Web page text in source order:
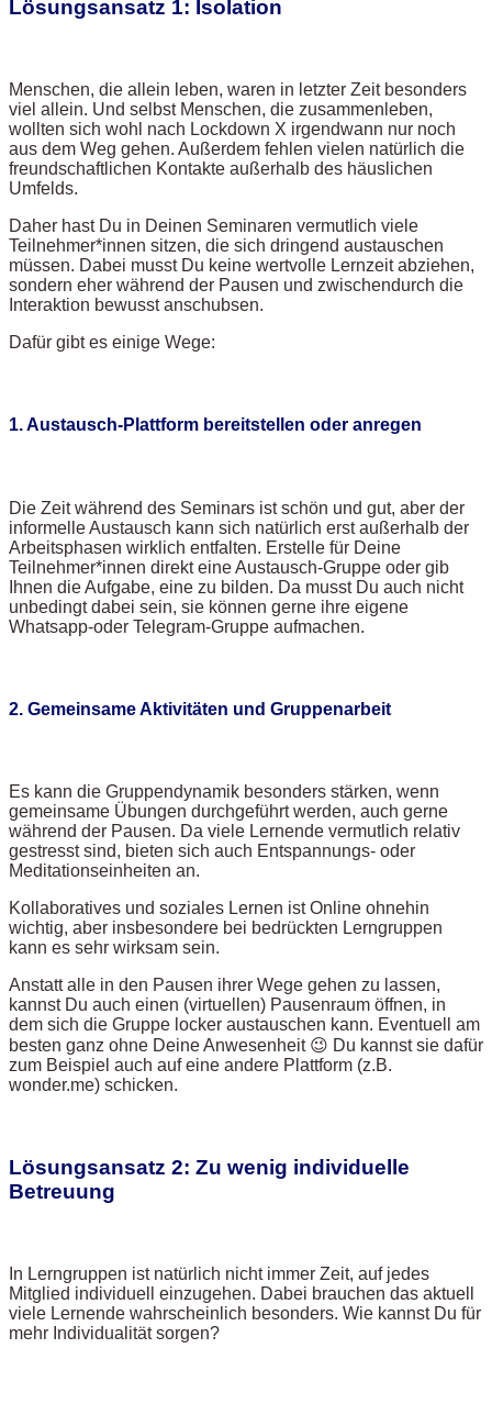
Lösungsansatz 1: Isolation
Menschen, die allein leben, waren in letzter Zeit besonders
viel allein. Und selbst Menschen, die zusammenleben,
wollten sich wohl nach Lockdown X irgendwann nur noch
aus dem Weg gehen. Außerdem fehlen vielen natürlich die
freundschaftlichen Kontakte außerhalb des häuslichen
Umfelds.
Daher hast Du in Deinen Seminaren vermutlich viele
Teilnehmer*innen sitzen, die sich dringend austauschen
müssen. Dabei musst Du keine wertvolle Lernzeit abziehen,
sondern eher während der Pausen und zwischendurch die
Interaktion bewusst anschubsen.
Dafür gibt es einige Wege:
1. Austausch-Plattform bereitstellen oder anregen
Die Zeit während des Seminars ist schön und gut, aber der
informelle Austausch kann sich natürlich erst außerhalb der
Arbeitsphasen wirklich entfalten. Erstelle für Deine
Teilnehmer*innen direkt eine Austausch-Gruppe oder gib
Ihnen die Aufgabe, eine zu bilden. Da musst Du auch nicht
unbedingt dabei sein, sie können gerne ihre eigene
Whatsapp-oder Telegram-Gruppe aufmachen.
2. Gemeinsame Aktivitäten und Gruppenarbeit
Es kann die Gruppendynamik besonders stärken, wenn
gemeinsame Übungen durchgeführt werden, auch gerne
während der Pausen. Da viele Lernende vermutlich relativ
gestresst sind, bieten sich auch Entspannungs- oder
Meditationseinheiten an.
Kollaboratives und soziales Lernen ist Online ohnehin
wichtig, aber insbesondere bei bedrückten Lerngruppen
kann es sehr wirksam sein.
Anstatt alle in den Pausen ihrer Wege gehen zu lassen,
kannst Du auch einen (virtuellen) Pausenraum öffnen, in
dem sich die Gruppe locker austauschen kann. Eventuell am
besten ganz ohne Deine Anwesenheit 😉 Du kannst sie dafür
zum Beispiel auch auf eine andere Plattform (z.B.
wonder.me) schicken.
Lösungsansatz 2: Zu wenig individuelle
Betreuung
In Lerngruppen ist natürlich nicht immer Zeit, auf jedes
Mitglied individuell einzugehen. Dabei brauchen das aktuell
viele Lernende wahrscheinlich besonders. Wie kannst Du für
mehr Individualität sorgen?